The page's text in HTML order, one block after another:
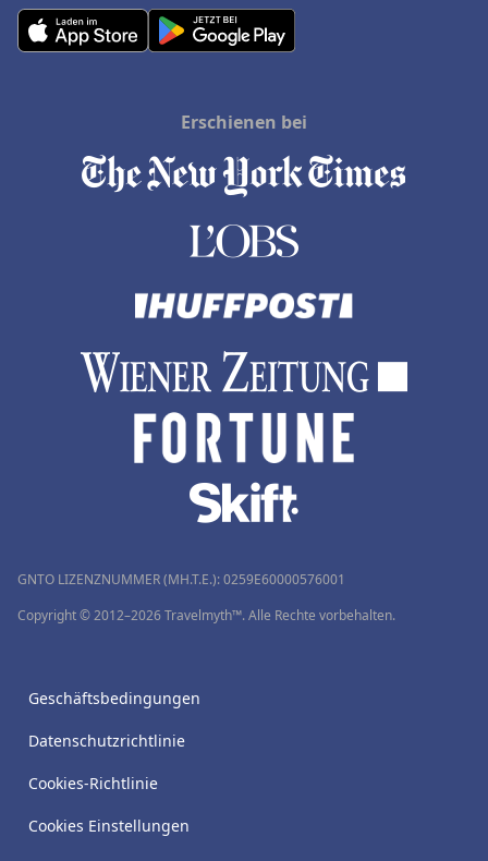
Erschienen bei
GNTO LIZENZNUMMER (MH.T.E.): 0259Ε60000576001
Copyright © 2012–2026 Travelmyth™. Alle Rechte vorbehalten.
Geschäftsbedingungen
Datenschutzrichtlinie
Cookies-Richtlinie
Cookies Einstellungen